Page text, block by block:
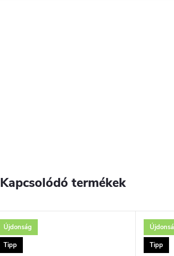
Kapcsolódó termékek
Újdonság
Tipp
Tipp